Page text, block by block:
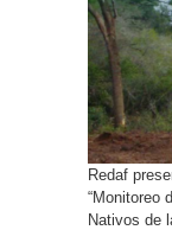
Redaf
“Monitoreo
Nativos de